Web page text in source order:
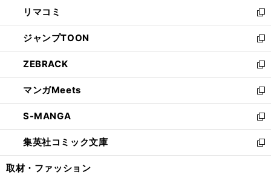
で
開
く
ド
ウ
で
開
く
ィ
ン
ド
ウ
で
開
く
い
ウ
ィ
ン
ド
ウ
で
開
く
リマコミ
新
し
い
ウ
ィ
ン
ド
ウ
で
開
く
ジャンプTOON
新
し
い
ウ
ィ
ン
ド
ウ
で
開
ZEBRACK
新
し
い
ウ
ィ
ン
ド
ウ
マンガMeets
新
し
い
ウ
ィ
ン
S-MANGA
新
し
い
ウ
集英社コミック文庫
新
し
取材・ファッション